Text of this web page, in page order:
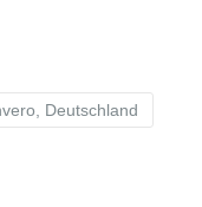
Deutschland